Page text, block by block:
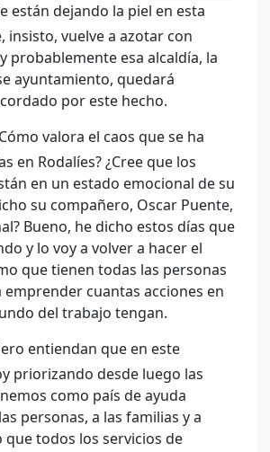
están dejando la piel en esta
insisto, vuelve a azotar con
probablemente esa alcaldía, la
ayuntamiento, quedará
por este hecho.
valora el caos que se ha
en Rodalíes? ¿Cree que los
en un estado emocional de su
su compañero, Oscar Puente,
Bueno, he dicho estos días que
y lo voy a volver a hacer el
que tienen todas las personas
cuantas acciones en
del trabajo tengan.
entiendan que en este
priorizando desde luego las
como país de ayuda
personas, a las familias y a
todos los servicios de